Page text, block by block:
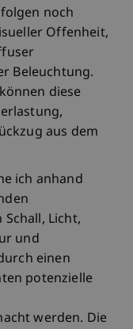
noch
Offenheit,
Beleuchtung.
diese
aus dem
ich anhand
Licht,
und
einen
potenzielle
werden. Die